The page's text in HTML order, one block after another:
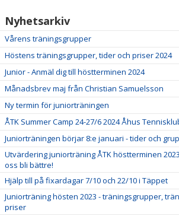
Nyhetsarkiv
Vårens träningsgrupper
Höstens träningsgrupper, tider och priser 2024
Junior - Anmäl dig till höstterminen 2024
Månadsbrev maj från Christian Samuelsson
Ny termin för juniorträningen
ÅTK Summer Camp 24-27/6 2024 Åhus
Juniorträningen börjar 8:e januari - tider och
Utvärdering juniorträning ÅTK höstterminen
oss bli bättre!
Hjälp till på fixardagar 7/10 och 22/10 i Täppet
Juniorträning hösten 2023 - träningsgrupper,
priser